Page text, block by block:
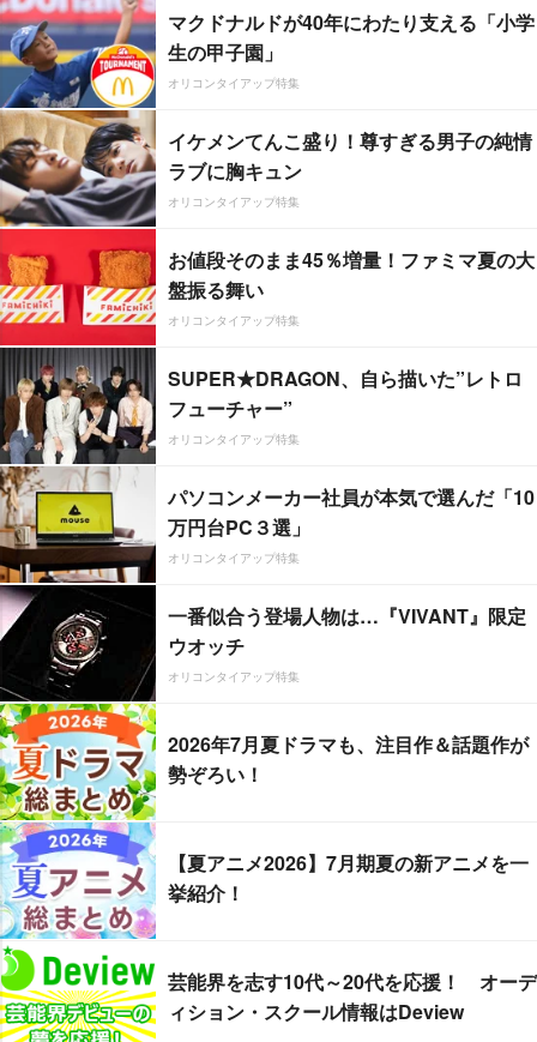
マクドナルドが40年にわたり支える「小学
生の甲子園」
オリコンタイアップ特集
イケメンてんこ盛り！尊すぎる男子の純情
ラブに胸キュン
オリコンタイアップ特集
お値段そのまま45％増量！ファミマ夏の大
盤振る舞い
オリコンタイアップ特集
SUPER★DRAGON、自ら描いた”レトロ
フューチャー”
オリコンタイアップ特集
パソコンメーカー社員が本気で選んだ「10
万円台PC３選」
オリコンタイアップ特集
一番似合う登場人物は…『VIVANT』限定
ウオッチ
オリコンタイアップ特集
2026年7月夏ドラマも、注目作＆話題作が
勢ぞろい！
【夏アニメ2026】7月期夏の新アニメを一
挙紹介！
芸能界を志す10代～20代を応援！ オーデ
ィション・スクール情報はDeview